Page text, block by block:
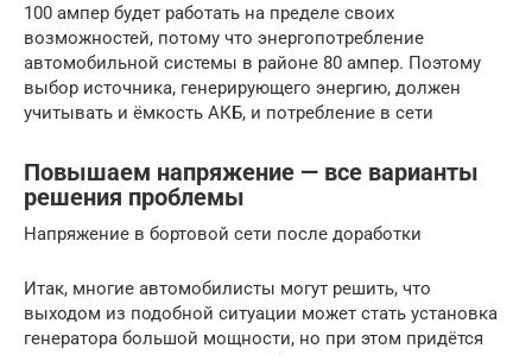
100 ампер будет работать на пределе своих
возможностей, потому что энергопотребление
автомобильной системы в районе 80 ампер. Поэтому
выбор источника, генерирующего энергию, должен
учитывать и ёмкость АКБ, и потребление в сети
Повышаем напряжение — все варианты
решения проблемы
Напряжение в бортовой сети после доработки
Итак, многие автомобилисты могут решить, что
выходом из подобной ситуации может стать установка
генератора большой мощности, но при этом придётся